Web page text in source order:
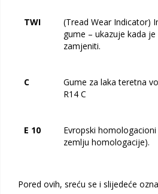
TWI
(Tread Wear Indicator)
gume – ukazuje kada
zamjeniti.
C
Gume za laka teretna
R14 C
E 10
Evropski
zemlju homologacije).
Pored ovih, sreću se i slijedeće